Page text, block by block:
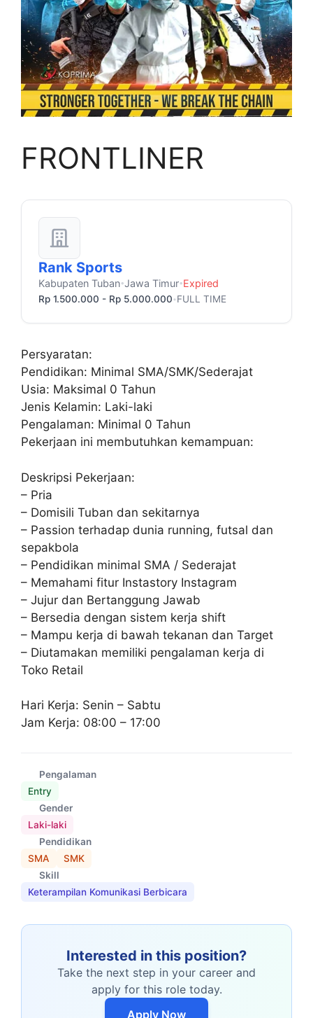
FRONTLINER
Rank Sports
Kabupaten Tuban•Jawa Timur•Expired
Rp 1.500.000 - Rp 5.000.000 •FULL TIME
Persyaratan:
Pendidikan: Minimal SMA/SMK/Sederajat
Usia: Maksimal 0 Tahun
Jenis Kelamin: Laki-laki
Pengalaman: Minimal 0 Tahun
Pekerjaan ini membutuhkan kemampuan:
Deskripsi Pekerjaan:
– Pria
– Domisili Tuban dan sekitarnya
– Passion terhadap dunia running, futsal dan
sepakbola
– Pendidikan minimal SMA / Sederajat
– Memahami fitur Instastory Instagram
– Jujur dan Bertanggung Jawab
– Bersedia dengan sistem kerja shift
– Mampu kerja di bawah tekanan dan Target
– Diutamakan memiliki pengalaman kerja di
Toko Retail
Hari Kerja: Senin – Sabtu
Jam Kerja: 08:00 – 17:00
Pengalaman
Entry
Gender
Laki-laki
Pendidikan
SMA
SMK
Skill
Keterampilan Komunikasi Berbicara
Interested in this position?
Take the next step in your career and
apply for this role today.
Apply Now